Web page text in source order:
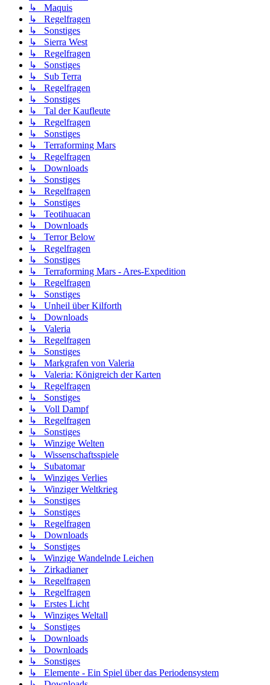
↳ Maquis
↳ Regelfragen
↳ Sonstiges
↳ Sierra West
↳ Regelfragen
↳ Sonstiges
↳ Sub Terra
↳ Regelfragen
↳ Sonstiges
↳ Tal der Kaufleute
↳ Regelfragen
↳ Sonstiges
↳ Terraforming Mars
↳ Regelfragen
↳ Downloads
↳ Sonstiges
↳ Regelfragen
↳ Sonstiges
↳ Teotihuacan
↳ Downloads
↳ Terror Below
↳ Regelfragen
↳ Sonstiges
↳ Terraforming Mars - Ares-Expedition
↳ Regelfragen
↳ Sonstiges
↳ Unheil über Kilforth
↳ Downloads
↳ Valeria
↳ Regelfragen
↳ Sonstiges
↳ Markgrafen von Valeria
↳ Valeria: Königreich der Karten
↳ Regelfragen
↳ Sonstiges
↳ Voll Dampf
↳ Regelfragen
↳ Sonstiges
↳ Winzige Welten
↳ Wissenschaftsspiele
↳ Subatomar
↳ Winziges Verlies
↳ Winziger Weltkrieg
↳ Sonstiges
↳ Sonstiges
↳ Regelfragen
↳ Downloads
↳ Sonstiges
↳ Winzige Wandelnde Leichen
↳ Zirkadianer
↳ Regelfragen
↳ Regelfragen
↳ Erstes Licht
↳ Winziges Weltall
↳ Sonstiges
↳ Downloads
↳ Downloads
↳ Sonstiges
↳ Elemente - Ein Spiel über das Periodensystem